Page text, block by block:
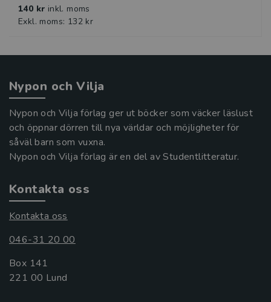
140 kr inkl. moms
Exkl. moms: 132 kr
Nypon och Vilja
Nypon och Vilja förlag ger ut böcker som väcker läslust
och öppnar dörren till nya världar och möjligheter för
såväl barn som vuxna.
Nypon och Vilja förlag är en del av Studentlitteratur.
Kontakta oss
Kontakta oss
046-31 20 00
Box 141
221 00 Lund